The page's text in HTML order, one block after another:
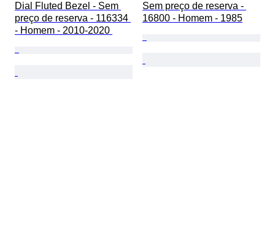
Dial Fluted Bezel - Sem
preço de reserva - 116334
- Homem - 2010-2020
Sem preço de reserva -
16800 - Homem - 1985